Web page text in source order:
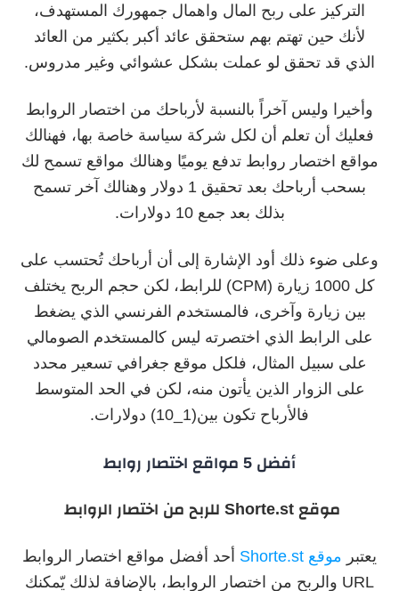
التركيز على ربح المال واهمال جمهورك المستهدف،
لأنك حين تهتم بهم ستحقق عائد أكبر بكثير من العائد
الذي قد تحقق لو عملت بشكل عشوائي وغير مدروس.
وأخيرا وليس آخراً بالنسبة لأرباحك من اختصار الروابط
فعليك أن تعلم أن لكل شركة سياسة خاصة بها، فهنالك
مواقع اختصار روابط تدفع يوميًا وهنالك مواقع تسمح لك
بسحب أرباحك بعد تحقيق 1 دولار وهنالك آخر تسمح
بذلك بعد جمع 10 دولارات.
وعلى ضوء ذلك أود الإشارة إلى أن أرباحك تُحتسب على
كل 1000 زيارة (CPM) للرابط، لكن حجم الربح يختلف
بين زيارة وآخرى، فالمستخدم الفرنسي الذي يضغط
على الرابط الذي اختصرته ليس كالمستخدم الصومالي
على سبيل المثال، فلكل موقع جغرافي تسعير محدد
على الزوار الذين يأتون منه، لكن في الحد المتوسط
فالأرباح تكون بين(1_10) دولارات.
أفضل 5 مواقع اختصار روابط
موقعShorte.st للربح من اختصار الروابط
يعتبر موقع Shorte.st
أحد أفضل مواقع اختصار الروابط
URL والربح من اختصار الروابط، بالإضافة لذلك يّمكنك